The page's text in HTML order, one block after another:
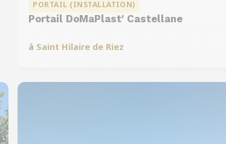
PORTAIL (INSTALLATION)
Portail DoMaPlast' Castellane
à Saint Hilaire de Riez